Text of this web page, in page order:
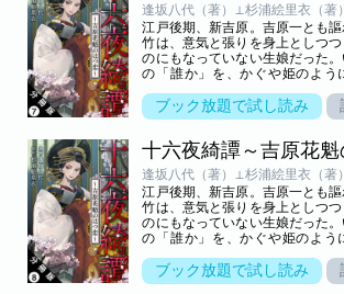
逢坂八代（著）⊥杉浦絵里衣（著）
江戸後期、新吉原。吉原一とも
竹は、意気と張りを身上としつ
のにもなっていない生娘だった
の「誰か」を、かぐや姫のよう
きた──。天涯孤独の花魁が知っ
描く純愛物語！
ブック放題で試し読み
逢坂八代（著）⊥杉浦絵里衣（著）
江戸後期、新吉原。吉原一とも
竹は、意気と張りを身上としつ
のにもなっていない生娘だった
の「誰か」を、かぐや姫のよう
きた──。天涯孤独の花魁が知っ
描く純愛物語！
ブック放題で試し読み